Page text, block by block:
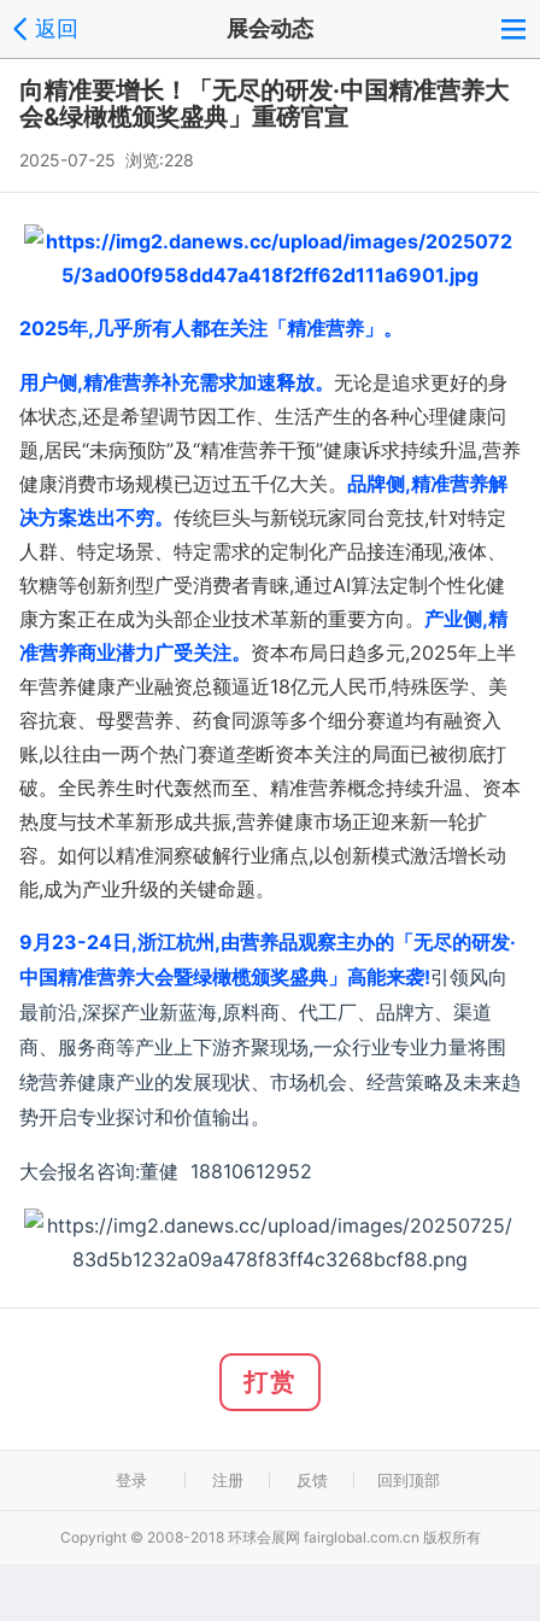
返回 展会动态
向精准要增长！「无尽的研发·中国精准营养大
会&绿橄榄颁奖盛典」重磅官宣
2025-07-25 浏览:228
2025年,几乎所有人都在关注「精准营养」。
用户侧,精准营养补充需求加速释放。 无论是追求更好的身
体状态,还是希望调节因工作、生活产生的各种心理健康问
题,居民“未病预防”及“精准营养干预”健康诉求持续升温,营养
健康消费市场规模已迈过五千亿大关。 品牌侧,精准营养解
决方案迭出不穷。 传统巨头与新锐玩家同台竞技,针对特定
人群、特定场景、特定需求的定制化产品接连涌现,液体、
软糖等创新剂型广受消费者青睐,通过AI算法定制个性化健
康方案正在成为头部企业技术革新的重要方向。 产业侧,精
准营养商业潜力广受关注。 资本布局日趋多元,2025年上半
年营养健康产业融资总额逼近18亿元人民币,特殊医学、美
容抗衰、母婴营养、药食同源等多个细分赛道均有融资入
账,以往由一两个热门赛道垄断资本关注的局面已被彻底打
破。 全民养生时代轰然而至、精准营养概念持续升温、 资本
热度与技术革新形成共振,营养健康市场正迎来新一轮扩
容。如何以精准洞察破解行业痛点,以创新模式激活增长动
能,成为产业升级的关键命题。
9月23-24日,浙江杭州,由营养品观察主办的「无尽的研发·
中国精准营养大会暨绿橄榄颁奖盛典 」高能来袭!引领风向
最前沿,深探产业新蓝海,原料商、代工厂、品牌方、渠道
商、服务商等产业上下游齐聚现场,一众行业专业力量将围
绕营养健康产业的发展现状、市场机会、经营策略及未来趋
势开启专业探讨和价值输出。
大会报名咨询:董健 18810612952
打赏
登录 注册 反馈 回到顶部
Copyright © 2008-2018 环球会展网 fairglobal.com.cn 版权所有